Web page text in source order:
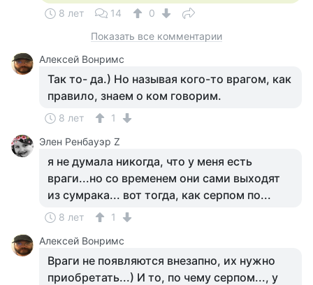
8 лет 14
0
Показать все комментарии
Алексей Вонримс
Так то- да.) Но называя кого-то врагом, как
правило, знаем о ком говорим.
8 лет
1
Элен Ренбауэр Z
я не думала никогда, что у меня есть
враги...но со временем они сами выходят
из сумрака... вот тогда, как серпом по...
8 лет
1
Алексей Вонримс
Враги не появляются внезапно, их нужно
приобретать...) И то, по чему серпом..., у